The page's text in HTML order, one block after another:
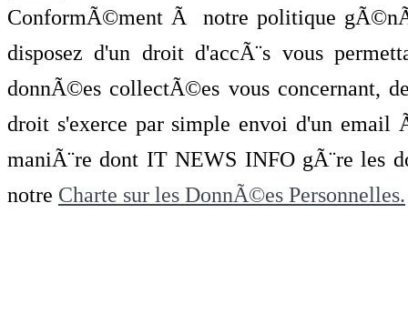
ConformÃ©ment Ã notre politique
disposez d'un droit d'accÃ¨s vous
donnÃ©es collectÃ©es vous concernant,
droit s'exerce par simple envoi d'un
maniÃ¨re dont IT NEWS INFO gÃ¨re les
notre Charte sur les DonnÃ©es Personnelles.